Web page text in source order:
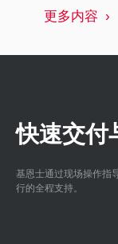
更多内容
快速交付
基恩士通过现场操作指
行的全程支持。